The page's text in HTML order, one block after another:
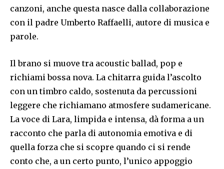
canzoni, anche questa nasce dalla collaborazione
con il padre Umberto Raffaelli, autore di musica e
parole.
Il brano si muove tra acoustic ballad, pop e
richiami bossa nova. La chitarra guida l’ascolto
con un timbro caldo, sostenuta da percussioni
leggere che richiamano atmosfere sudamericane.
La voce di Lara, limpida e intensa, dà forma a un
racconto che parla di autonomia emotiva e di
quella forza che si scopre quando ci si rende
conto che, a un certo punto, l’unico appoggio